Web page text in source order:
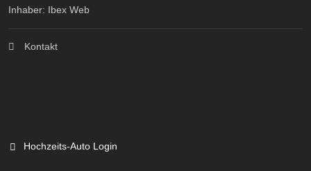
Inhaber: Ibex Web
Kontakt
Hochzeits-Auto Login